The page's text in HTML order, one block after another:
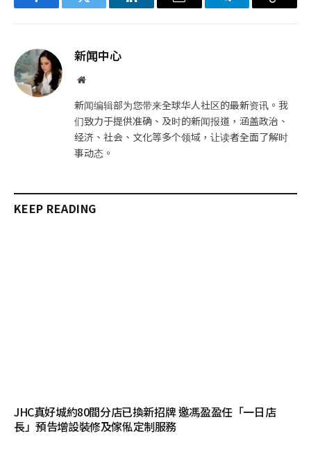
FacebookTwitter LinkedIn电
Telegram复
新闻中心
网
新闻编辑部为您带来全球华人社区的最新资讯。我
们致力于提供准确、及时的新闻报道，涵盖政治、
经济、社会、文化等多个领域，让读者全面了解时
事动态。
KEEP READING
JHC真好城約80間分店已換新招牌 邀馮盈盈任「一日店
長」預告增設裝修及傢俬定制服務